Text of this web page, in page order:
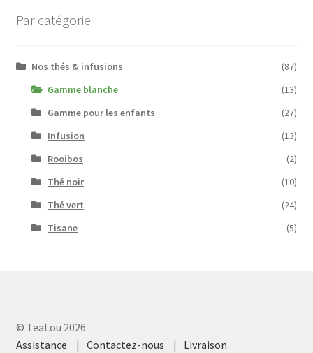
Par catégorie
Nos thés & infusions
(87)
Gamme blanche
(13)
Gamme pour les enfants
(27)
Infusion
(13)
Rooibos
(2)
Thé noir
(10)
Thé vert
(24)
Tisane
(5)
© TeaLou 2026
Assistance
Contactez-nous Livraison